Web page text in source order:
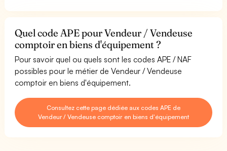
Quel code APE pour Vendeur / Vendeuse
comptoir en biens d'équipement ?
Pour savoir quel ou quels sont les codes APE / NAF
possibles pour le métier de Vendeur / Vendeuse
comptoir en biens d'équipement.
Consultez cette page dédiée aux codes APE de
Vendeur / Vendeuse comptoir en biens d'équipement